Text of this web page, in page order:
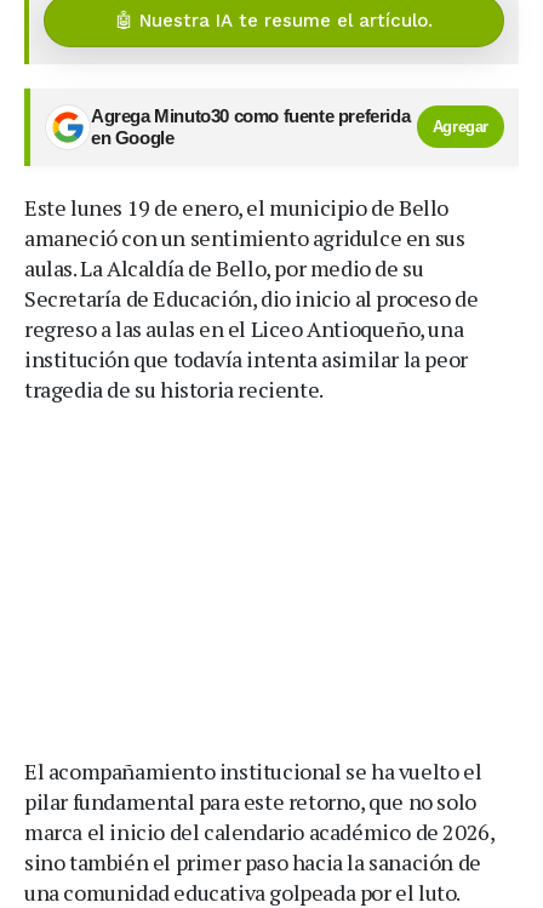
🤖 Nuestra IA te resume el artículo.
Agrega Minuto30 como fuente preferida
en Google
Agregar
Este lunes 19 de enero, el municipio de Bello
amaneció con un sentimiento agridulce en sus
aulas. La Alcaldía de Bello, por medio de su
Secretaría de Educación, dio inicio al proceso de
regreso a las aulas en el Liceo Antioqueño, una
institución que todavía intenta asimilar la peor
tragedia de su historia reciente.
El acompañamiento institucional se ha vuelto el
pilar fundamental para este retorno, que no solo
marca el inicio del calendario académico de 2026,
sino también el primer paso hacia la sanación de
una comunidad educativa golpeada por el luto.